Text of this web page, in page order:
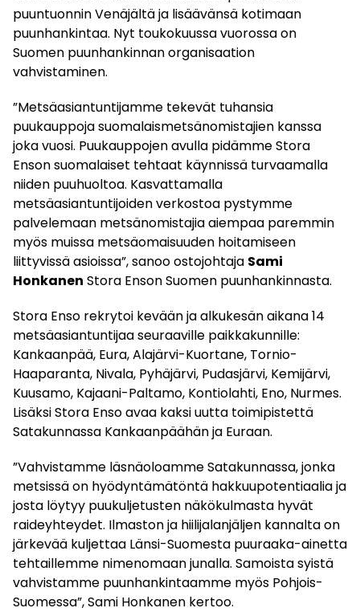
puuntuonnin Venäjältä ja lisäävänsä kotimaan
puunhankintaa. Nyt toukokuussa vuorossa on
Suomen puunhankinnan organisaation
vahvistaminen.
”Metsäasiantuntijamme tekevät tuhansia
puukauppoja suomalaismetsänomistajien kanssa
joka vuosi. Puukauppojen avulla pidämme Stora
Enson suomalaiset tehtaat käynnissä turvaamalla
niiden puuhuoltoa. Kasvattamalla
metsäasiantuntijoiden verkostoa pystymme
palvelemaan metsänomistajia aiempaa paremmin
myös muissa metsäomaisuuden hoitamiseen
liittyvissä asioissa”, sanoo ostojohtaja Sami
Honkanen Stora Enson Suomen puunhankinnasta.
Stora Enso rekrytoi kevään ja alkukesän aikana 14
metsäasiantuntijaa seuraaville paikkakunnille:
Kankaanpää, Eura, Alajärvi-Kuortane, Tornio-
Haaparanta, Nivala, Pyhäjärvi, Pudasjärvi, Kemijärvi,
Kuusamo, Kajaani-Paltamo, Kontiolahti, Eno, Nurmes.
Lisäksi Stora Enso avaa kaksi uutta toimipistettä
Satakunnassa Kankaanpäähän ja Euraan.
”Vahvistamme läsnäoloamme Satakunnassa, jonka
metsissä on hyödyntämätöntä hakkuupotentiaalia ja
josta löytyy puukuljetusten näkökulmasta hyvät
raideyhteydet. Ilmaston ja hiilijalanjäljen kannalta on
järkevää kuljettaa Länsi-Suomesta puuraaka-ainetta
tehtaillemme nimenomaan junalla. Samoista syistä
vahvistamme puunhankintaamme myös Pohjois-
Suomessa”, Sami Honkanen kertoo.